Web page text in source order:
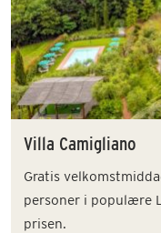
Villa Camigliano
Gratis
personer i populære
prisen.